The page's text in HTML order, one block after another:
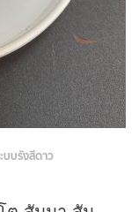
บบรังสีดาว